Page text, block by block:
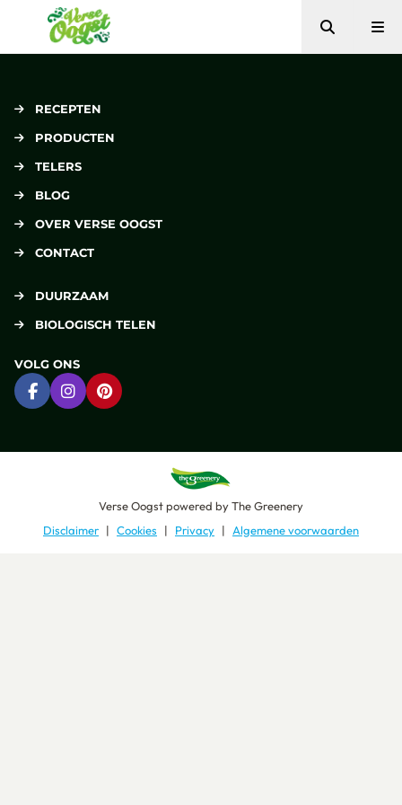
Verse Oogst
Zoeken
RECEPTEN
PRODUCTEN
TELERS
BLOG
OVER VERSE OOGST
CONTACT
DUURZAAM
BIOLOGISCH TELEN
VOLG ONS
Ga naar Facebook
Ga naar Instagram
Ga naar Pinterest
Verse Oogstpowered byThe Greenery
Disclaimer
Cookies Privacy Algemene voorwaarden